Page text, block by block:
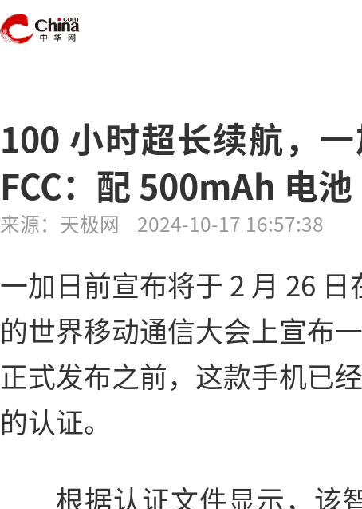
100 小时超长续航，
FCC：配 500mAh 电池
来源：天极网 2024-10-17 16:57:38
一加日前宣布将于 2 月 26
的世界移动通信大会上宣布
正式发布之前，这款手机已
的认证。
根据认证文件显示，该